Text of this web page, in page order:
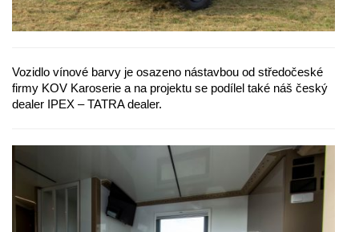
Vozidlo vínové barvy je osazeno nástavbou od středočeské
firmy KOV Karoserie a na projektu se podílel také náš český
dealer IPEX – TATRA dealer.